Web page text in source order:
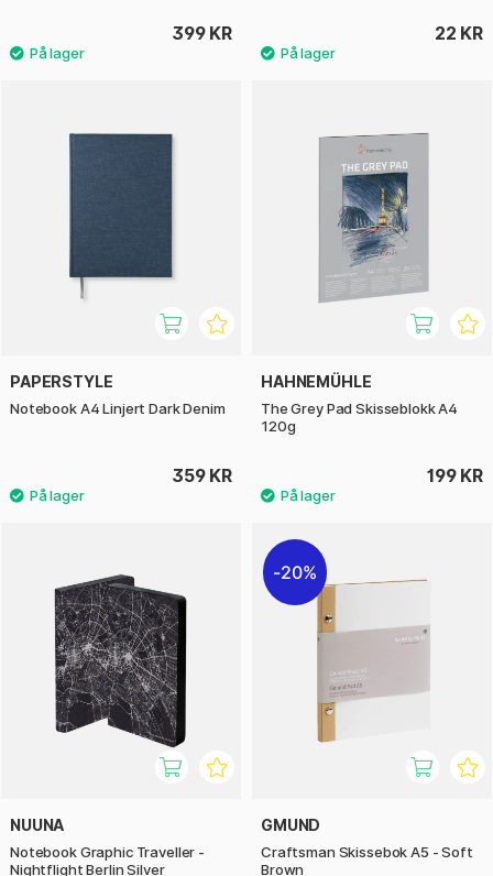
399 KR 22 KR
PAPERSTYLE
Notebook A4 Linjert Dark Denim
359 KR
HAHNEMÜHLE
The Grey Pad Skisseblokk A4
120g
199 KR
NUUNA
Notebook Graphic Traveller -
Nightflight Berlin Silver
20%
GMUND
Craftsman Skissebok A5 - Soft
Brown